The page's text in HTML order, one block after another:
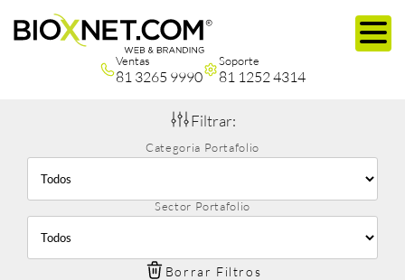
Ventas
81 3265 9990
Soporte
81 1252 4314
Filtrar:
Categoria Portafolio
Sector Portafolio
Borrar Filtros